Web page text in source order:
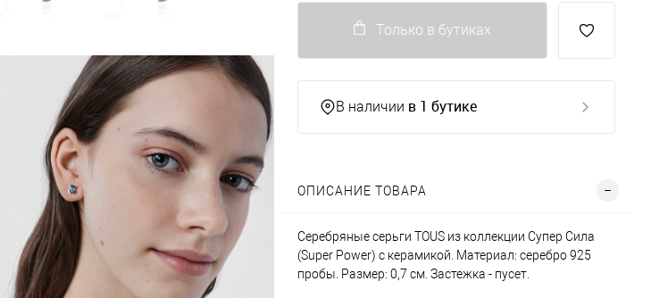
Только в бутиках
В наличии в 1 бутике
ОПИСАНИЕ ТОВАРА
Серебряные серьги TOUS из коллекции Супер Cила
(Super Power) с керамикой. Материал: серебро 925
пробы. Размер: 0,7 см. Застежка - пусет.